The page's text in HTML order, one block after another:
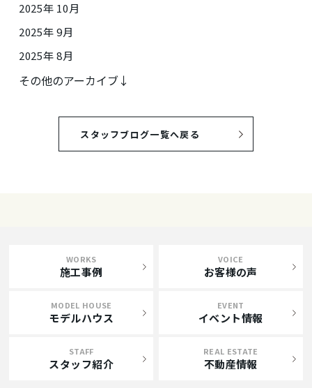
2025年 10月
2025年 9月
2025年 8月
その他のアーカイブ↓
スタッフブログ一覧へ戻る
WORKS
施工事例
VOICE
お客様の声
MODEL HOUSE
モデルハウス
EVENT
イベント情報
STAFF
スタッフ紹介
REAL ESTATE
不動産情報